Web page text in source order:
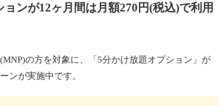
ンが12ヶ月間は月額270円(税込)で利用
の方を対象に、「5分かけ放題オプション」が
ンが実施中です。